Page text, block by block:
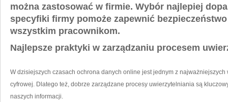
można zastosować w firmie. Wybór najlepiej
specyfiki firmy ‌pomoże‌ zapewnić
wszystkim pracownikom.
Najlepsze praktyki w zarządzaniu procesem
W dzisiejszych czasach ochrona danych online​ jest jednym z najważniejszych
cyfrowej. Dlatego też, dobrze zarządzane procesy uwierzytelniania są
naszych informacji.